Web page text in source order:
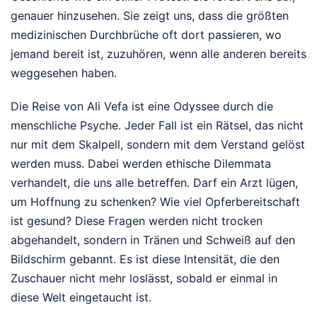
genauer hinzusehen. Sie zeigt uns, dass die größten
medizinischen Durchbrüche oft dort passieren, wo
jemand bereit ist, zuzuhören, wenn alle anderen bereits
weggesehen haben.
Die Reise von Ali Vefa ist eine Odyssee durch die
menschliche Psyche. Jeder Fall ist ein Rätsel, das nicht
nur mit dem Skalpell, sondern mit dem Verstand gelöst
werden muss. Dabei werden ethische Dilemmata
verhandelt, die uns alle betreffen. Darf ein Arzt lügen,
um Hoffnung zu schenken? Wie viel Opferbereitschaft
ist gesund? Diese Fragen werden nicht trocken
abgehandelt, sondern in Tränen und Schweiß auf den
Bildschirm gebannt. Es ist diese Intensität, die den
Zuschauer nicht mehr loslässt, sobald er einmal in
diese Welt eingetaucht ist.